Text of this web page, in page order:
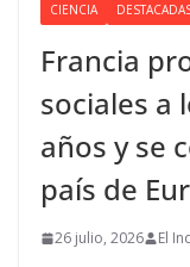
CIENCIA
Francia
sociales a
años y se
país de
26 julio, 2026 El